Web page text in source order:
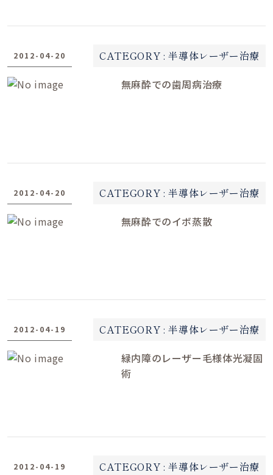
2012-04-20 CATEGORY :半導体レーザー治療
無麻酔での歯周病治療
2012-04-20 CATEGORY :半導体レーザー治療
無麻酔でのイボ蒸散
2012-04-19 CATEGORY :半導体レーザー治療
緑内障のレーザー毛様体光凝固
術
2012-04-19 CATEGORY :半導体レーザー治療